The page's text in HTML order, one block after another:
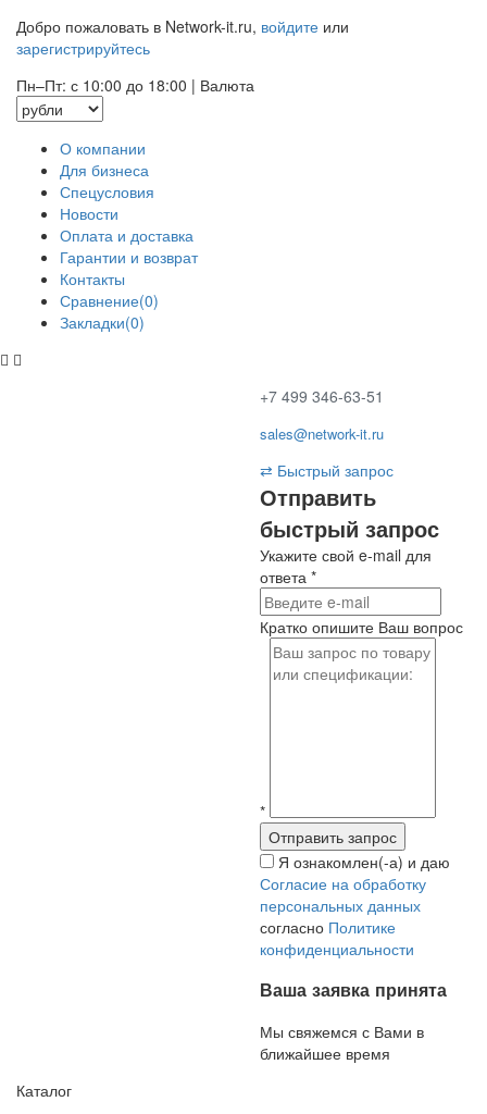
Добро пожаловать в Network-it.ru, войдите или
зарегистрируйтесь
Пн–Пт: с 10:00 до 18:00 | Валюта
О компании
Для бизнеса
Спецусловия
Новости
Оплата и доставка
Гарантии и возврат
Контакты
Сравнение(0)
Закладки(0)
+7 499 346-63-51
sales@network-it.ru
⇄ Быстрый запрос
Отправить
быстрый запрос
Укажите свой e-mail для
ответа *
Кратко опишите Ваш вопрос
*
Я ознакомлен(-а) и даю
Согласие на обработку
персональных данных
согласно Политике
конфиденциальности
Ваша заявка принята
Мы свяжемся с Вами в
ближайшее время
Каталог